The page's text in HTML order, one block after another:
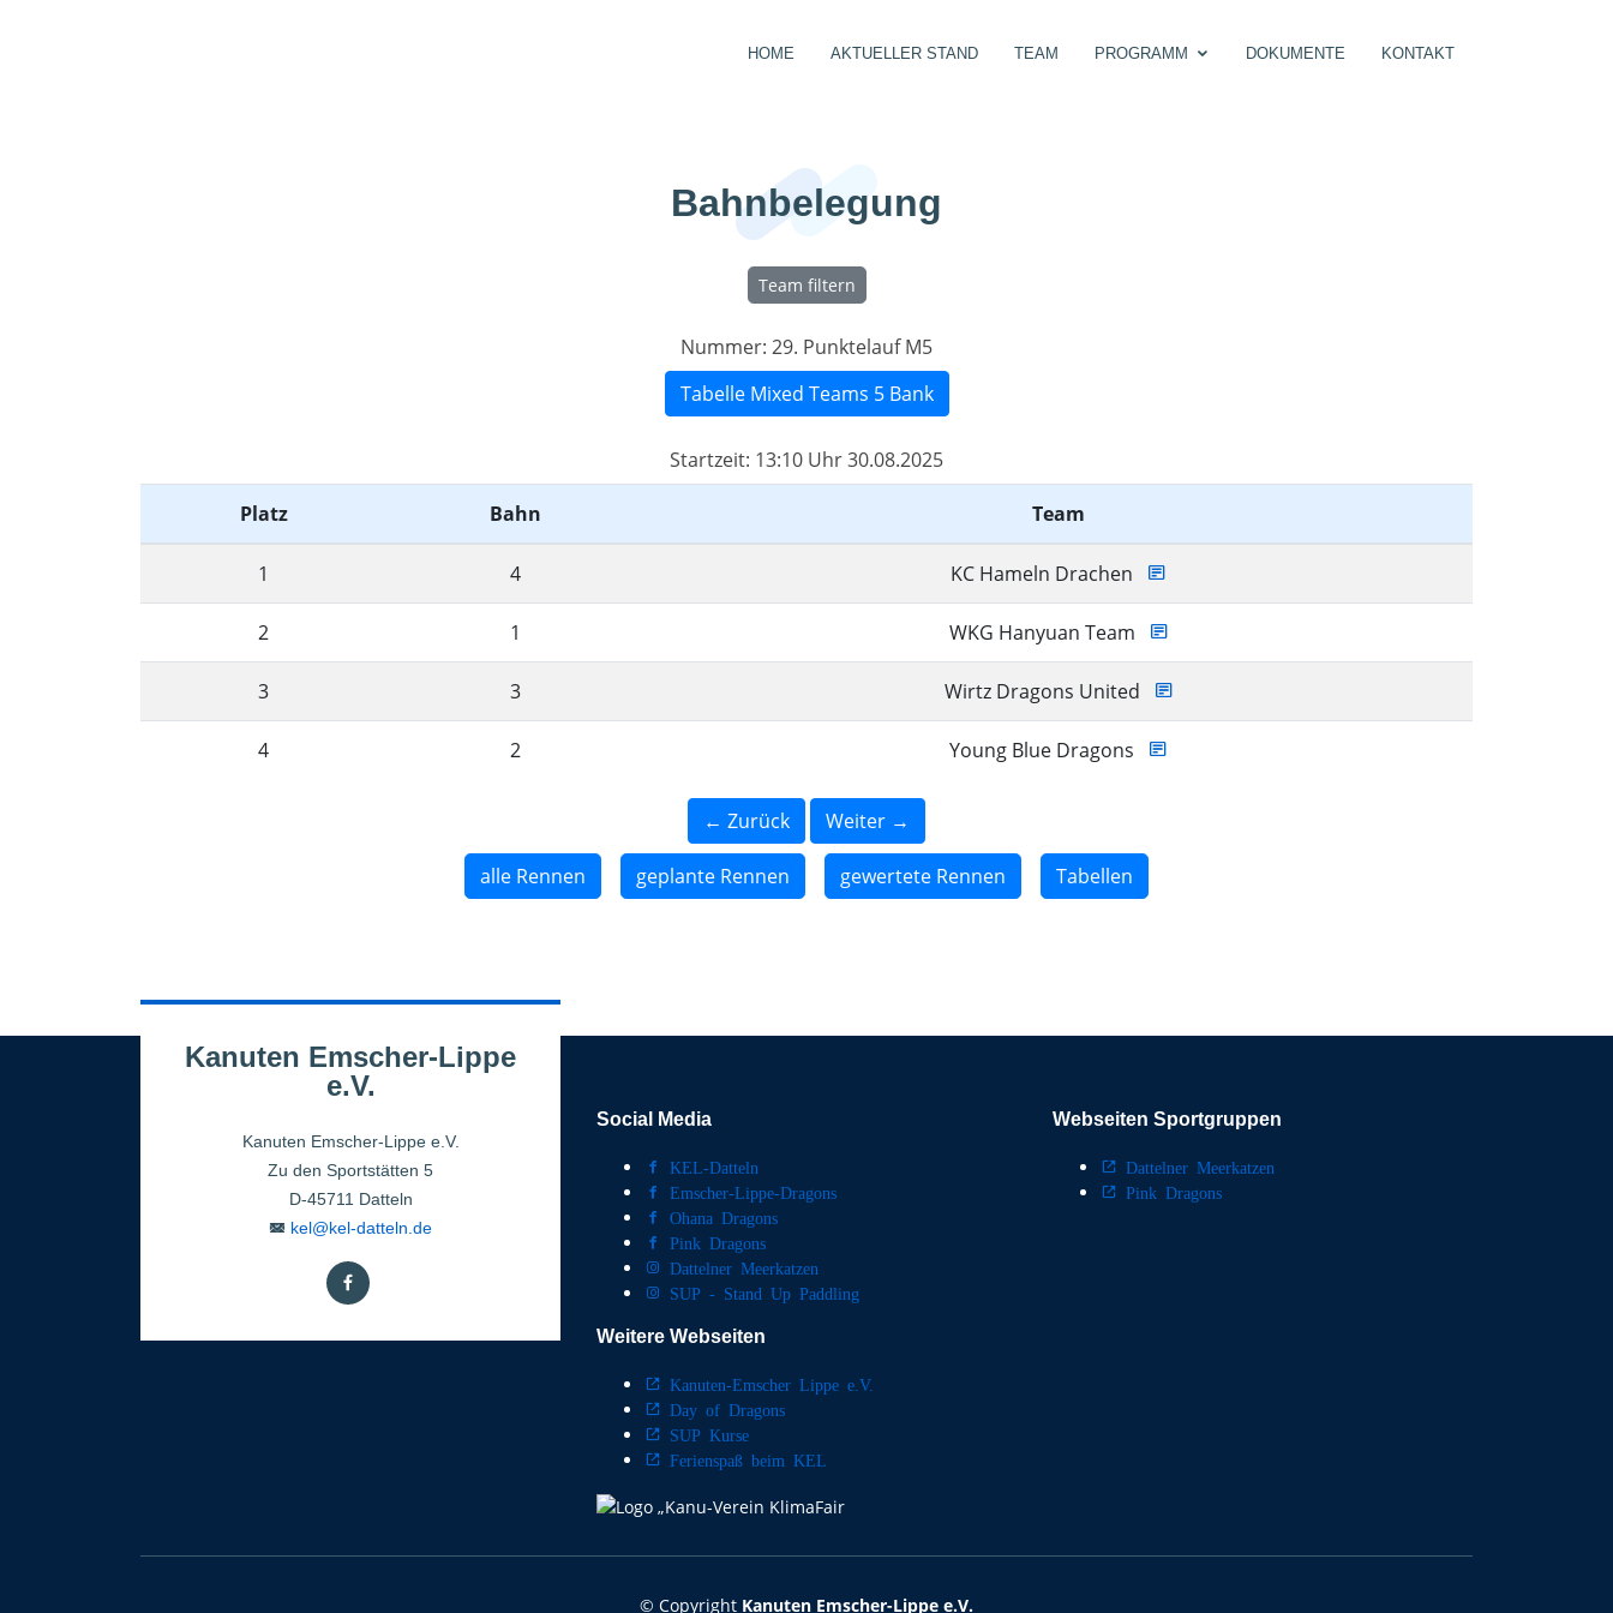
HOME AKTUELLER STAND TEAM PROGRAMM DOKUMENTE KONTAKT
Bahnbelegung
Team filtern
Nummer: 29. Punktelauf M5
Tabelle Mixed Teams 5 Bank
Startzeit: 13:10 Uhr 30.08.2025
Platz Bahn Team
1 4 KC Hameln Drachen
2 1 WKG Hanyuan Team
3 3 Wirtz Dragons United
4 2 Young Blue Dragons
← Zurück Weiter →
alle Rennen geplante Rennen gewertete Rennen Tabellen
Kanuten Emscher-Lippe
e.V.
Kanuten Emscher-Lippe e.V.
Zu den Sportstätten 5
D-45711 Datteln
kel@kel-datteln.de
Social Media
KEL-Datteln
Emscher-Lippe-Dragons
Ohana Dragons
Pink Dragons
Dattelner Meerkatzen
SUP - Stand Up Paddling
Weitere Webseiten
Kanuten-Emscher Lippe e.V.
Day of Dragons
SUP Kurse
Ferienspaß beim KEL
Webseiten Sportgruppen
Dattelner Meerkatzen
Pink Dragons
© Copyright Kanuten Emscher-Lippe e.V.